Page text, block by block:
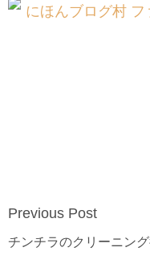
Previous Post